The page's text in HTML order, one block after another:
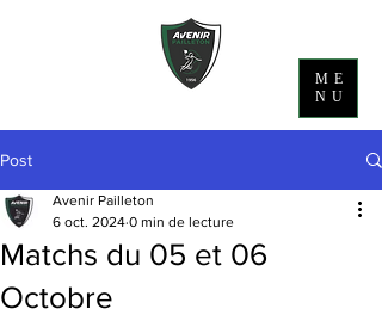
ME
NU
Post
Matchs du 05 et 06
Octobre
Avenir Pailleton
6 oct. 2024 0 min de lecture